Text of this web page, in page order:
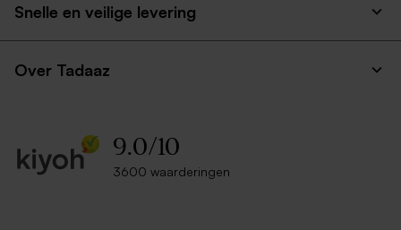
Snelle en veilige levering
Over Tadaaz
9.0/10
3600 waarderingen